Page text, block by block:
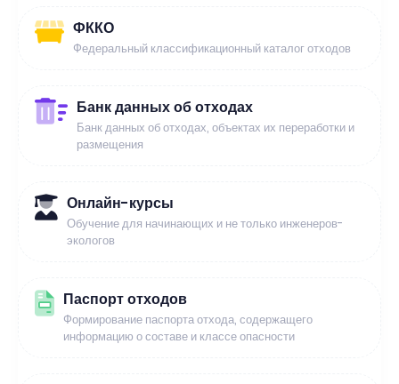
ФККО
Федеральный классификационный каталог отходов
Банк данных об отходах
Банк данных об отходах, объектах их переработки и
размещения
Онлайн-курсы
Обучение для начинающих и не только инженеров-
экологов
Паспорт отходов
Формирование паспорта отхода, содержащего
информацию о составе и классе опасности